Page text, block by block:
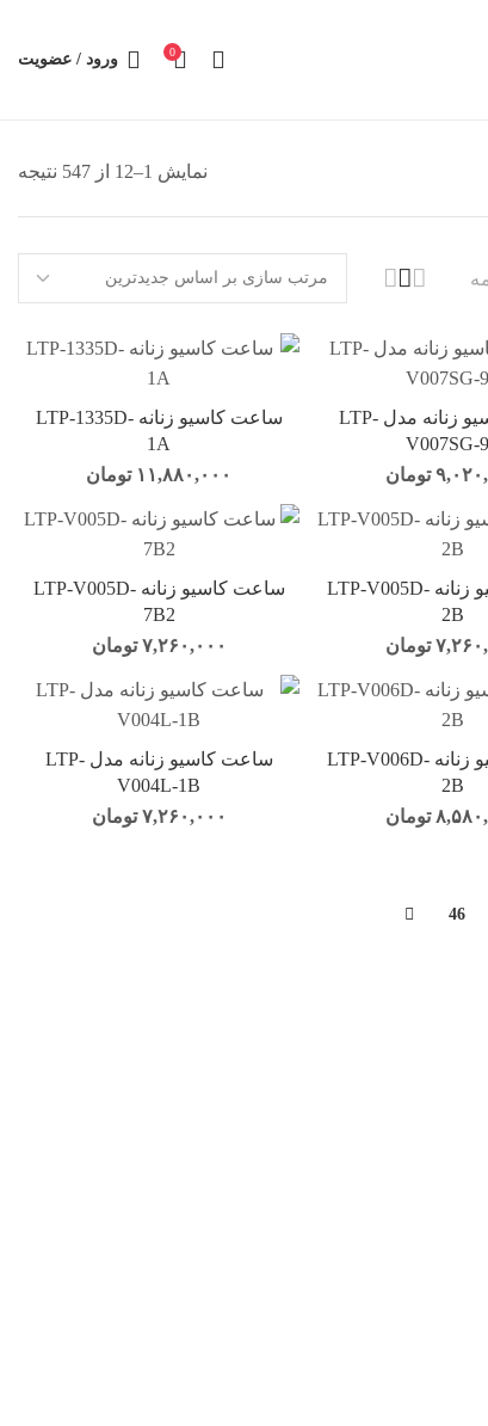
0 ورود / عضویت
نمایش 1–12 از 547 نتیجه
ساعت کاسیو زنانه مدل LTP-
V007SG-
تومان
ساعت کاسیو زنانه LTP-1335D-
1A
۱۱,۸۸۰,۰۰۰ تومان
ساعت کاسیو زنانه LTP-V005D-
2B
تومان
ساعت کاسیو زنانه LTP-V005D-
7B2
۷,۲۶۰,۰۰۰ تومان
ساعت کاسیو زنانه LTP-V006D-
2B
تومان
ساعت کاسیو زنانه مدل LTP-
V004L-1B
۷,۲۶۰,۰۰۰ تومان
46